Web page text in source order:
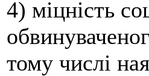
4) міцність
тому числі